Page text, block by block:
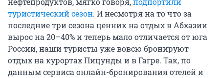
туристический сезон. И несмотря на то что за
последние три сезона ценник на отдых в Абхазии
вырос на 20–40% и теперь мало отличается от юга
России, наши туристы уже вовсю бронируют
отдых на курортах Пицунды и в Гагре. Так, по
данным сервиса онлайн-бронирования отелей и